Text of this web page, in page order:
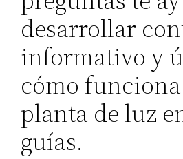
desarrollar
informativo y
cómo
planta de luz
guías.